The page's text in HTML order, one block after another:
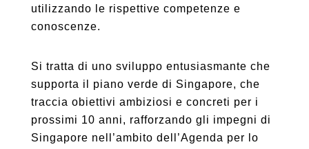
utilizzando le rispettive competenze e
conoscenze.
Si tratta di uno sviluppo entusiasmante che
supporta il piano verde di Singapore, che
traccia obiettivi ambiziosi e concreti per i
prossimi 10 anni, rafforzando gli impegni di
Singapore nell’ambito dell’Agenda per lo